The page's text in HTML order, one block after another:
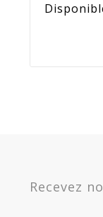
Garantie
Rouge -
Recevez